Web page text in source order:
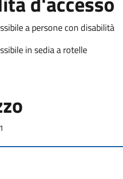
a persone con disabilità
in sedia a rotelle